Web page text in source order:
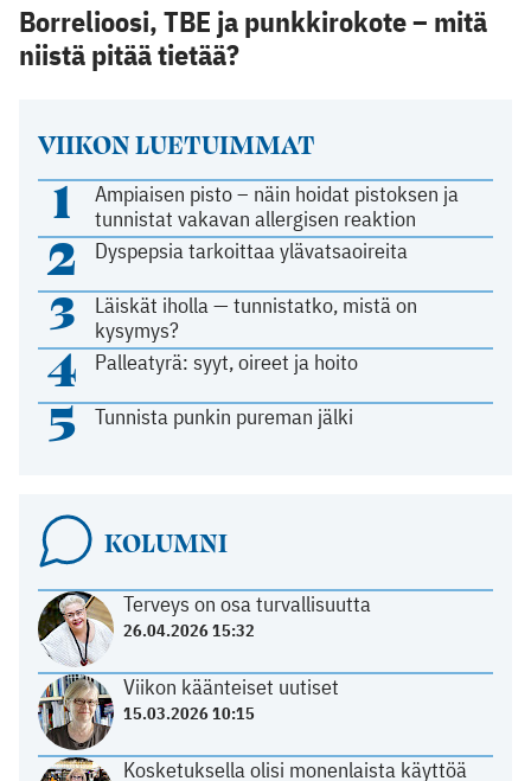
VIIKON LUETUIMMAT
1
Ampiaisen pisto – näin hoidat pistoksen ja
tunnistat vakavan allergisen reaktion
2 Dyspepsia tarkoittaa ylävatsaoireita
3
Läiskät iholla — tunnistatko, mistä on
kysymys?
4 Palleatyrä: syyt, oireet ja hoito
5 Tunnista punkin pureman jälki
KOLUMNI
Terveys on osa turvallisuutta
26.04.2026 15:32
Viikon käänteiset uutiset
15.03.2026 10:15
Kosketuksella olisi monenlaista käyttöä
Borrelioosi, TBE ja punkkirokote – mitä
niistä pitää tietää?